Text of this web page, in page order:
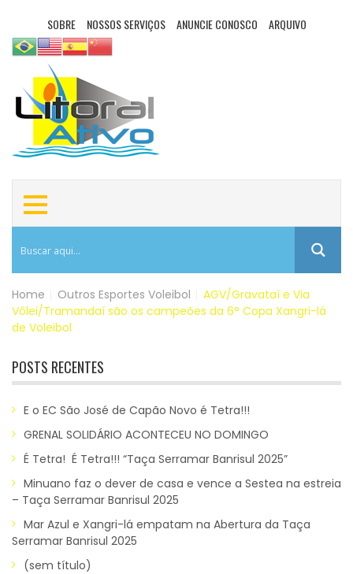
SOBRE NOSSOS SERVIÇOS ANUNCIE CONOSCO ARQUIVO
Home Outros Esportes Voleibol
AGV/Gravataí e Via
Vôlei/Tramandaí são os campeões da 6° Copa Xangri-lá
de Voleibol
POSTS RECENTES
E o EC São José de Capão Novo é Tetra!!!
GRENAL SOLIDÁRIO ACONTECEU NO DOMINGO
É Tetra! É Tetra!!! “Taça Serramar Banrisul 2025”
Minuano faz o dever de casa e vence a Sestea na estreia
– Taça Serramar Banrisul 2025
Mar Azul e Xangri-lá empatam na Abertura da Taça
Serramar Banrisul 2025
(sem título)